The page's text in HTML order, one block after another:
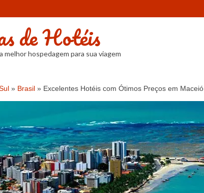
de Hotéis
melhor hospedagem para sua viagem
» Brasil » Excelentes Hotéis com Ótimos Preços em Maceió